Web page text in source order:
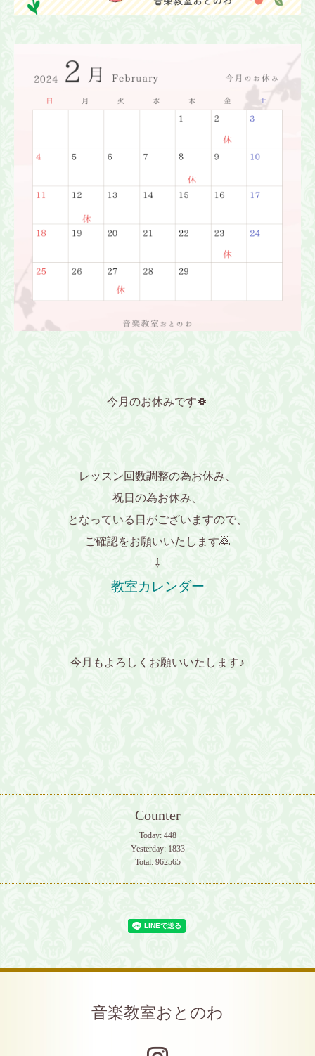
今月のお休みです🍀
レッスン回数調整の為お休み、
祝日の為お休み、
となっている日がございますので、
ご確認をお願いいたします🙇
⇩
教室カレンダー
今月もよろしくお願いいたします♪
Counter
Today: 448
Yesterday: 1833
Total: 962565
音楽教室おとのわ